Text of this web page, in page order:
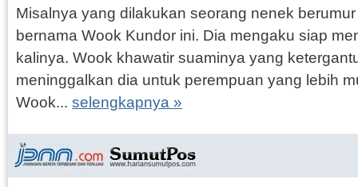
Misalnya yang dilakukan seorang nenek
bernama Wook Kundor ini. Dia mengaku siap
kalinya. Wook khawatir suaminya yang
meninggalkan dia untuk perempuan yang lebih
Wook... selengkapnya »